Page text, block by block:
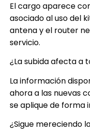
El cargo aparece
asociado al uso del
antena y el router
servicio.
¿La subida afecta a
La información
ahora a las nuevas
se aplique de forma
¿Sigue mereciendo